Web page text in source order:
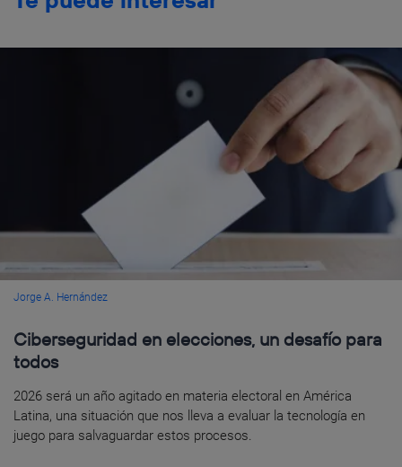
Jorge A. Hernández
Ciberseguridad en elecciones, un desafío para
todos
2026 será un año agitado en materia electoral en América
Latina, una situación que nos lleva a evaluar la tecnología en
juego para salvaguardar estos procesos.